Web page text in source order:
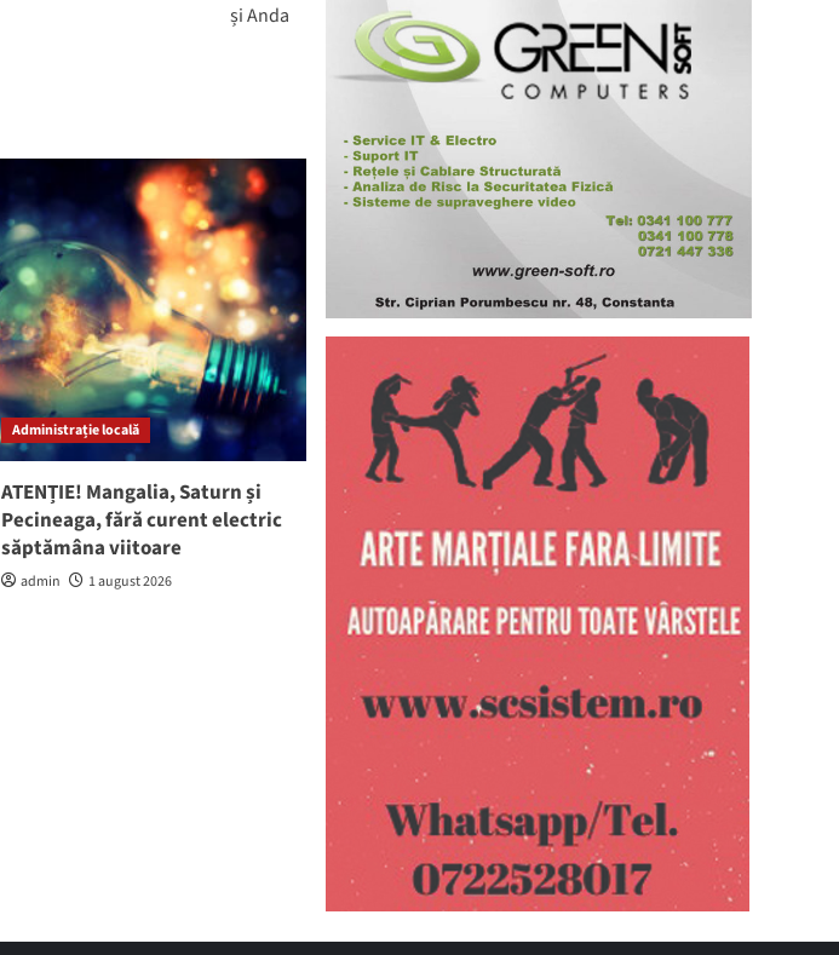
și Anda
Administrație locală
ATENȚIE! Mangalia, Saturn și
Pecineaga, fără curent electric
săptămâna viitoare
admin 1 august 2026